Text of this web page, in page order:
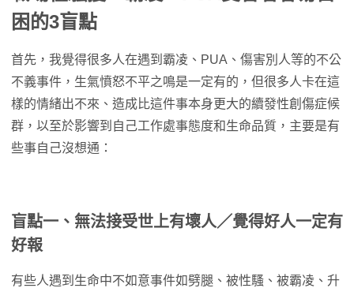
困的3盲點
首先，我覺得很多人在遇到霸凌、PUA、傷害別人等的不公
不義事件，生氣憤怒不平之鳴是一定有的，但很多人卡在這
樣的情緒出不來、造成比這件事本身更大的續發性創傷症候
群，以至於影響到自己工作處事態度和生命品質，主要是有
些事自己沒想通：
盲點一、無法接受世上有壞人／覺得好人一定有
好報
有些人遇到生命中不如意事件如劈腿、被性騷、被霸凌、升